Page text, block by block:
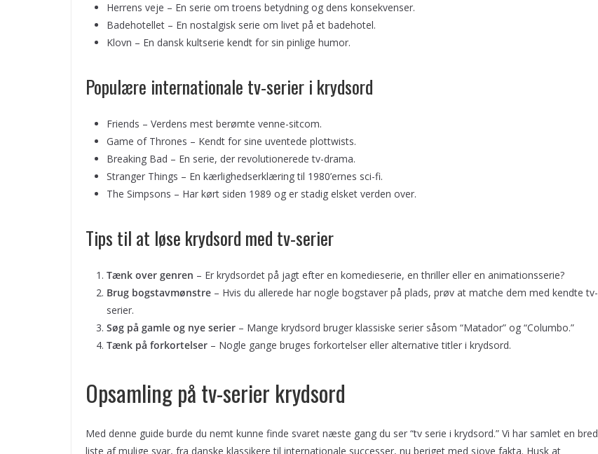
Herrens veje – En serie om troens betydning og dens konsekvenser.
Badehotellet – En nostalgisk serie om livet på et badehotel.
Klovn – En dansk kultserie kendt for sin pinlige humor.
Populære internationale tv-serier i krydsord
Friends – Verdens mest berømte venne-sitcom.
Game of Thrones – Kendt for sine uventede plottwists.
Breaking Bad – En serie, der revolutionerede tv-drama.
Stranger Things – En kærlighedserklæring til 1980’ernes sci-fi.
The Simpsons – Har kørt siden 1989 og er stadig elsket verden over.
Tips til at løse krydsord med tv-serier
Tænk over genren – Er krydsordet på jagt efter en komedieserie, en thriller eller en animationsserie?
Brug bogstavmønstre – Hvis du allerede har nogle bogstaver på plads, prøv at matche dem med kendte tv-
serier.
Søg på gamle og nye serier – Mange krydsord bruger klassiske serier såsom “Matador” og “Columbo.”
Tænk på forkortelser – Nogle gange bruges forkortelser eller alternative titler i krydsord.
Opsamling på tv-serier krydsord
Med denne guide burde du nemt kunne finde svaret næste gang du ser “tv serie i krydsord.” Vi har samlet en bred
liste af mulige svar, fra danske klassikere til internationale successer, nu beriget med sjove fakta. Husk at